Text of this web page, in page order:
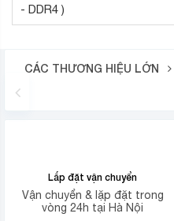
CÁC THƯƠNG HIỆU LỚN
Lắp đặt vận chuyển
Vận chuyển & lặp đặt trong
vòng 24h tại Hà Nội